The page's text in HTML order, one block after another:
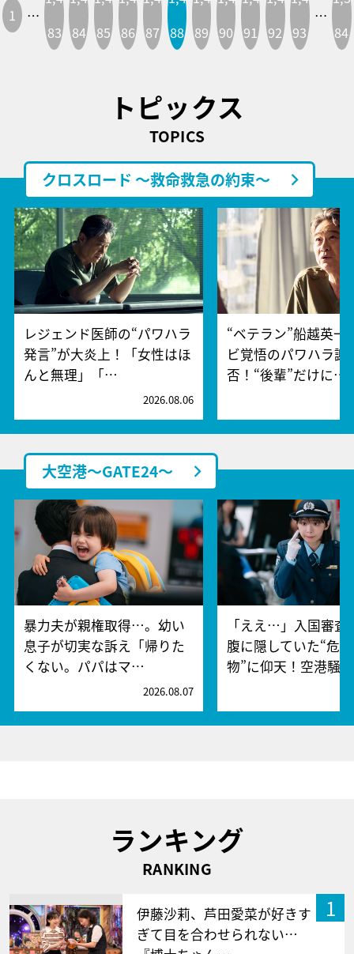
1 …
83
84 85 86 87 88 89 90 91 92
93
…
84
トピックス
TOPICS
クロスロード ～救命救急の約束～
レジェンド医師の“パワハラ
発言”が大炎上！「女性はほ
んと無理」「…
2026.08.06
“ベテラン”船越英一
ビ覚悟のパワハラ謝
否！“後輩”だけに…
大空港～GATE24～
暴力夫が親権取得…。幼い
息子が切実な訴え「帰りた
くない。パパはマ…
2026.08.07
「ええ…」入国審査
腹に隠していた“危
物”に仰天！空港騒
ランキング
RANKING
1
伊藤沙莉、芦田愛菜が好きす
ぎて目を合わせられない…